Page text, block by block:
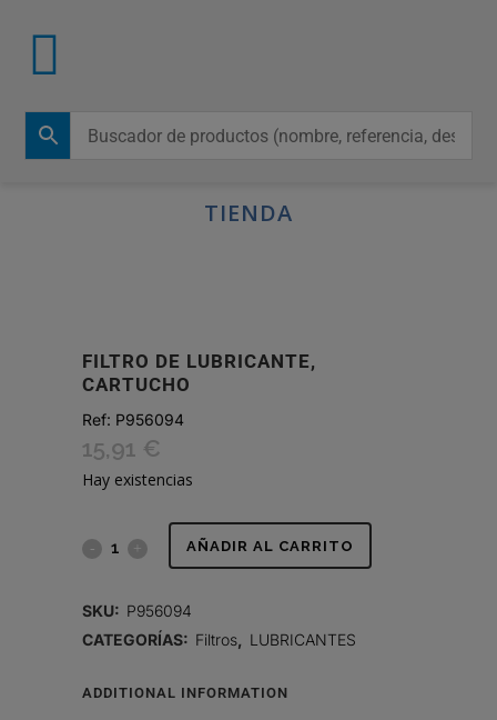
TIENDA
FILTRO DE LUBRICANTE,
CARTUCHO
Ref: P956094
15,91 €
Hay existencias
FILTRO
LUBRICANTE,
AÑADIR AL CARRITO
SKU: P956094
CATEGORÍAS: Filtros LUBRICANTES
ADDITIONAL INFORMATION